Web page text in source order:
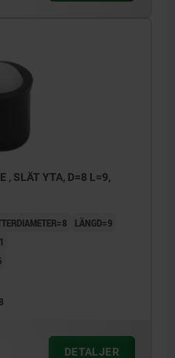
, SLÄT YTA, D=8 L=9,
LÄNGD=9
DETALJER